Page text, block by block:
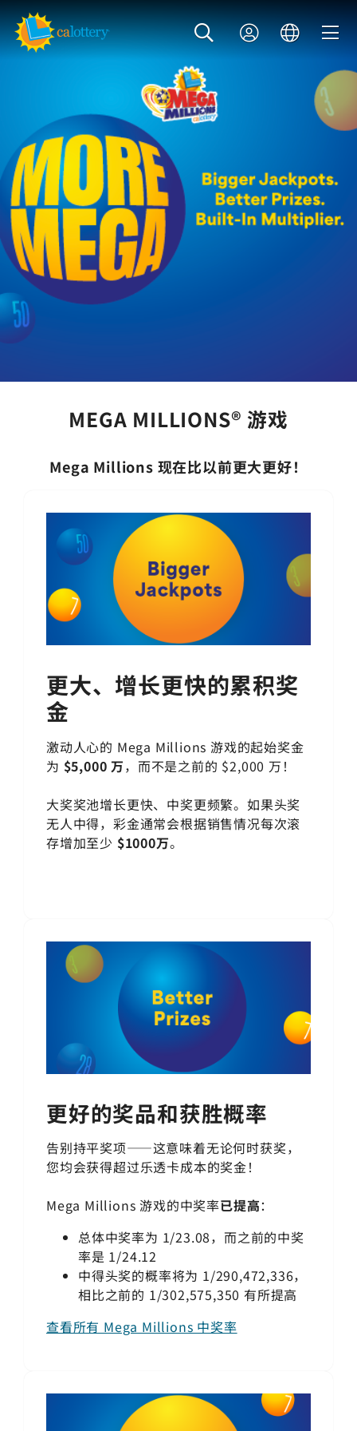
MEGA MILLIONS® 游戏
Mega Millions 现在比以前更大更好！
更大、增长更快的累积奖
金
激动人心的 Mega Millions 游戏的起始奖金
为 $5,000 万，而不是之前的 $2,000 万！
大奖奖池增长更快、中奖更频繁。如果头奖
无人中得，彩金通常会根据销售情况每次滚
存增加至少 $1000万。
更好的奖品和获胜概率
告别持平奖项——这意味着无论何时获奖，
您均会获得超过乐透卡成本的奖金！
Mega Millions 游戏的中奖率已提高：
总体中奖率为 1/23.08，而之前的中奖
率是 1/24.12
中得头奖的概率将为 1/290,472,336，
相比之前的 1/302,575,350 有所提高
查看所有 Mega Millions 中奖率